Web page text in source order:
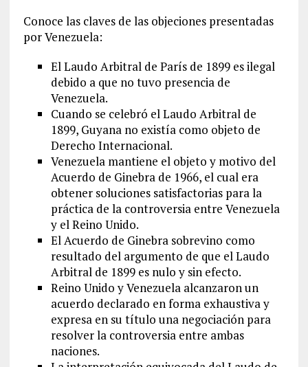
Conoce las claves de las objeciones presentadas
por Venezuela:
El Laudo Arbitral de París de 1899 es ilegal
debido a que no tuvo presencia de
Venezuela.
Cuando se celebró el Laudo Arbitral de
1899, Guyana no existía como objeto de
Derecho Internacional.
Venezuela mantiene el objeto y motivo del
Acuerdo de Ginebra de 1966, el cual era
obtener soluciones satisfactorias para la
práctica de la controversia entre Venezuela
y el Reino Unido.
El Acuerdo de Ginebra sobrevino como
resultado del argumento de que el Laudo
Arbitral de 1899 es nulo y sin efecto.
Reino Unido y Venezuela alcanzaron un
acuerdo declarado en forma exhaustiva y
expresa en su título una negociación para
resolver la controversia entre ambas
naciones.